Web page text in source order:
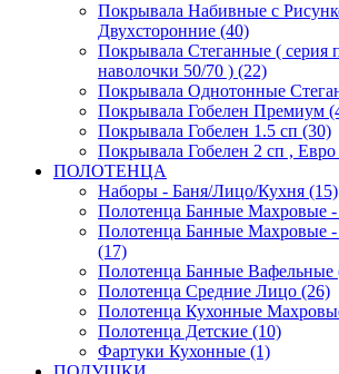
Покрывала Набивные с
Двухсторонние (40)
Покрывала Стеганные ( серия
наволочки 50/70 ) (22)
Покрывала Однотонные
Покрывала Гобелен Премиум
Покрывала Гобелен 1.5 сп (30)
Покрывала Гобелен 2 сп , Евро
ПОЛОТЕНЦА
Наборы - Баня/Лицо/Кухня (15)
Полотенца Банные Махровые
Полотенца Банные Махровые -
(17)
Полотенца Банные Вафельные
Полотенца Средние Лицо (26)
Полотенца Кухонные
Полотенца Детские (10)
Фартуки Кухонные (1)